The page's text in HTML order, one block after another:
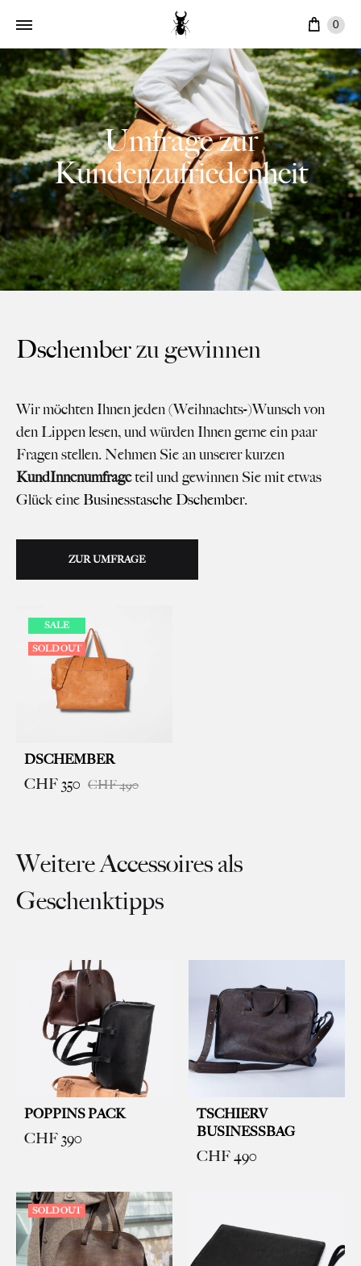
0
Umfrage zur
Kundenzufriedenheit
Dschemberzu gewinnen
Wir möchten Ihnen jeden (Weihnachts-)Wunsch von
den Lippen lesen, und würden Ihnen gerne ein paar
Fragen stellen. Nehmen Sie an unserer kurzen
KundInnenumfrageteil und gewinnen Sie mit etwas
Glück eine Businesstasche Dschember.
ZUR UMFRAGE
SALE
SOLD OUT
DSCHEMBER
CHF350 CHF490
Weitere Accessoires als
Geschenktipps
POPPINS PACK
CHF390
TSCHIERV
BUSINESSBAG
CHF490
SOLD OUT